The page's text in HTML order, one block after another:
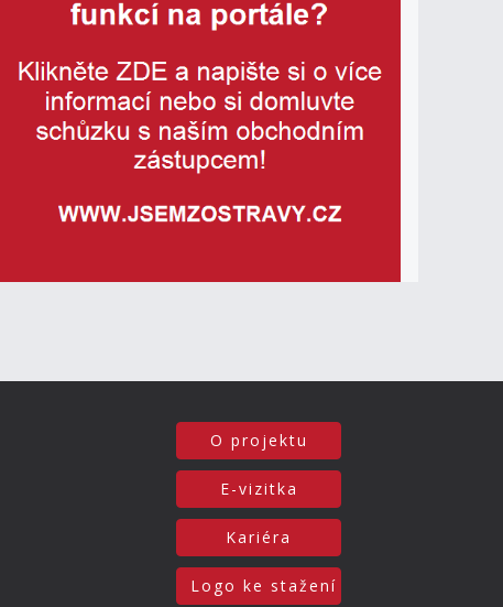
O projektu
E-vizitka
Kariéra
Logo ke stažení